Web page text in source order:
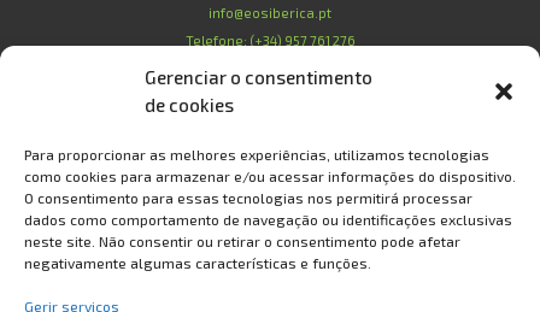
Gerenciar o consentimento
de cookies
Para proporcionar as melhores experiências, utilizamos tecnologias
como cookies para armazenar e/ou acessar informações do dispositivo.
O consentimento para essas tecnologias nos permitirá processar
dados como comportamento de navegação ou identificações exclusivas
neste site. Não consentir ou retirar o consentimento pode afetar
negativamente algumas características e funções.
Gerir serviços
info@eosiberica.pt
Telefone: (+34) 957 761 276
Condições de Compra
Condições de Garantia
Política de Privacidade e Proteção de Dados